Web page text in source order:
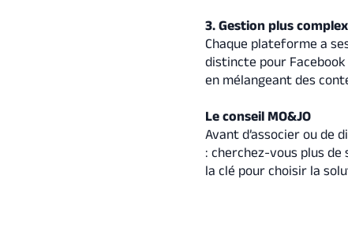
3. Gestion plus
Chaque plateforme a
distincte pour
en mélangeant des
Le conseil MO&JO
Avant d’associer ou de
: cherchez-vous plus
la clé pour choisir la